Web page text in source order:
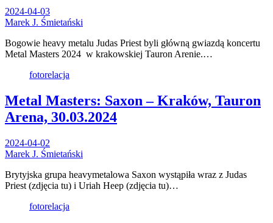
2024-04-03
Marek J. Śmietański
Bogowie heavy metalu Judas Priest byli główną gwiazdą koncertu
Metal Masters 2024 w krakowskiej Tauron Arenie.…
fotorelacja
Metal Masters: Saxon – Kraków, Tauron
Arena, 30.03.2024
2024-04-02
Marek J. Śmietański
Brytyjska grupa heavymetalowa Saxon wystąpiła wraz z Judas
Priest (zdjęcia tu) i Uriah Heep (zdjęcia tu)…
fotorelacja